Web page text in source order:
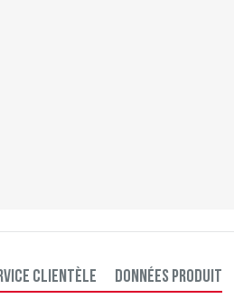
CLIENTÈLE DONNÉES PRODUIT